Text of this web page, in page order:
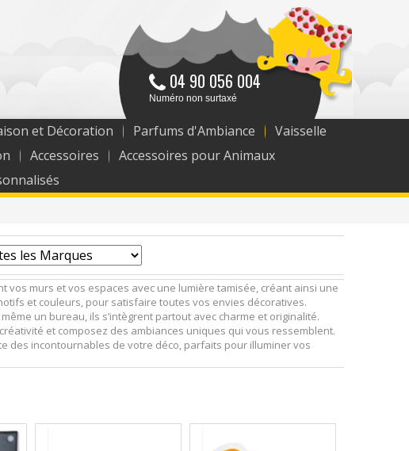
04 90 056 004
Numéro non surtaxé
et Décoration Parfums d'Ambiance
Vaisselle
Accessoires
Accessoires pour Animaux
vos murs et vos espaces avec une lumière tamisée, créant ainsi une
et couleurs, pour satisfaire toutes vos envies décoratives.
un bureau, ils s’intègrent partout avec charme et originalité.
et composez des ambiances uniques qui vous ressemblent.
des incontournables de votre déco, parfaits pour illuminer vos